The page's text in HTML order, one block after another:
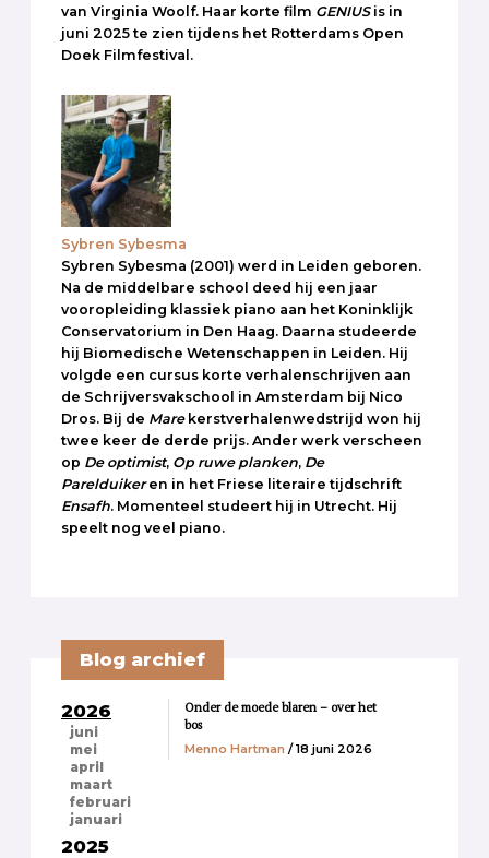
van Virginia Woolf. Haar korte film GENIUSis in
juni 2025 te zien tijdens het Rotterdams Open
Doek Filmfestival.
Sybren Sybesma
Sybren Sybesma (2001) werd in Leiden geboren.
Na de middelbare school deed hij een jaar
vooropleiding klassiek piano aan het Koninklijk
Conservatorium in Den Haag. Daarna studeerde
hij Biomedische Wetenschappen in Leiden. Hij
volgde een cursus korte verhalenschrijven aan
de Schrijversvakschool in Amsterdam bij Nico
Dros. Bij de Marekerstverhalenwedstrijd won hij
twee keer de derde prijs. Ander werk verscheen
op De optimist, Op ruwe planken, De
Parelduikeren in het Friese literaire tijdschrift
Ensafh. Momenteel studeert hij in Utrecht. Hij
speelt nog veel piano.
Blog archief
2026
juni
mei
april
maart
februari
januari
2025
Onder de moede blaren – over het
bos
Menno Hartman / 18 juni 2026